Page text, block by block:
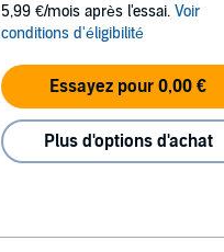
5,99 €/mois après l'essai. Voir
conditions d'éligibilité
Essayez pour 0,00 €
Plus d'options d'achat